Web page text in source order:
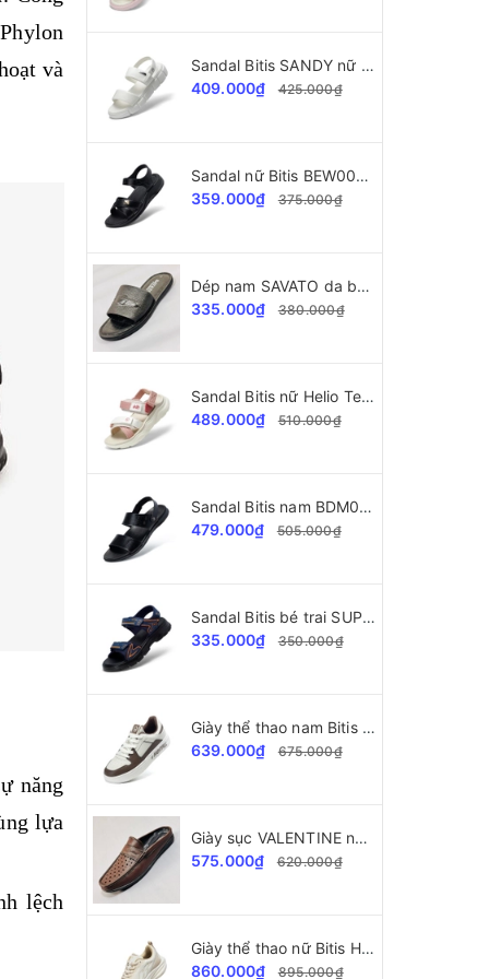
và
năng
lựa
lệch
Sandal Bitis SANDY nữ BEW004600
409.000₫
425.000₫
Sandal nữ Bitis BEW004400 SANDY Collection
359.000₫
375.000₫
Dép nam SAVATO da bò SVT34 dập vân cá sấu
335.000₫
380.000₫
Sandal Bitis nữ Helio Teen BEG004403
489.000₫
510.000₫
Sandal Bitis nam BDM002177 da cao cấp
479.000₫
505.000₫
Sandal Bitis bé trai SUPERSTAR Collection BPB000500
335.000₫
350.000₫
Giày thể thao nam Bitis Helio Teen BSB007402
639.000₫
675.000₫
Giày sục VALENTINE nam VLT38445 da bò cao cấp
575.000₫
620.000₫
Giày thể thao nữ Bitis Hunter Core Flash HSW010800
860.000₫
895.000₫